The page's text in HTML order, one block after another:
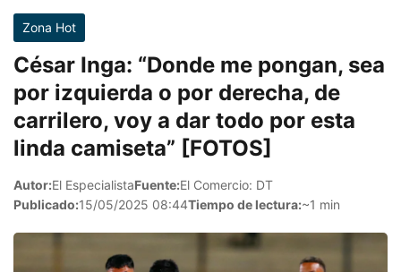
Zona Hot
César Inga: “Donde me pongan, sea
por izquierda o por derecha, de
carrilero, voy a dar todo por esta
linda camiseta” [FOTOS]
Autor:El EspecialistaFuente:El Comercio: DT
Publicado:15/05/2025 08:44Tiempo de lectura:~1 min